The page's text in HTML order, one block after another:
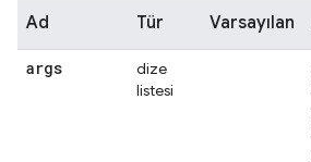
Ad Tür Varsayılan
args
dize
listesi